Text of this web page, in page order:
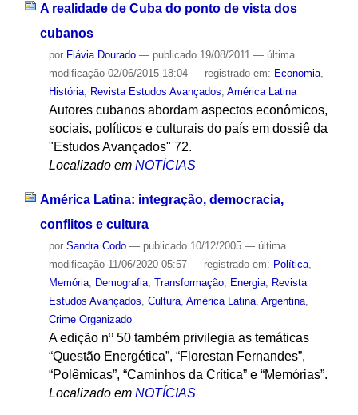
A realidade de Cuba do ponto de vista dos
cubanos
por Flávia Dourado — publicado19/08/2011 — última
modificação02/06/2015 18:04 — registrado em: Economia,
História, Revista Estudos Avançados América Latina
Autores cubanos abordam aspectos econômicos,
sociais, políticos e culturais do país em dossiê da
"Estudos Avançados" 72.
Localizado em NOTÍCIAS
América Latina: integração, democracia,
conflitos e cultura
por Sandra Codo — publicado10/12/2005 — última
modificação11/06/2020 05:57 — registrado em: Política,
Memória, Demografia, Transformação, Energia, Revista
Estudos Avançados Cultura, América Latina, Argentina,
Crime Organizado
A edição nº 50 também privilegia as temáticas
“Questão Energética”, “Florestan Fernandes”,
“Polêmicas”, “Caminhos da Crítica” e “Memórias”.
Localizado em NOTÍCIAS